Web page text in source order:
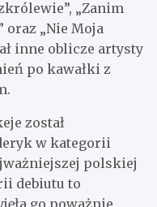
„Zanim
oraz „Nie Moja
inne oblicze artysty
po kawałki z
został
w kategorii
polskiej
debiutu to